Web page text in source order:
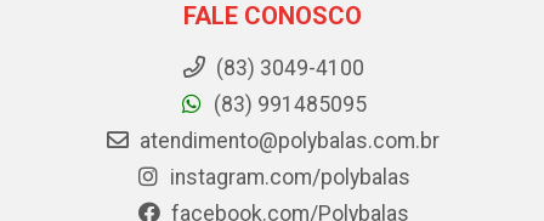
FALE CONOSCO
(83) 3049-4100
(83) 991485095
atendimento@polybalas.com.br
instagram.com/polybalas
facebook.com/Polybalas